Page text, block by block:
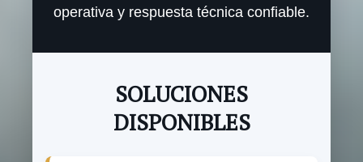
operativa y respuesta técnica confiable.
SOLUCIONES
DISPONIBLES